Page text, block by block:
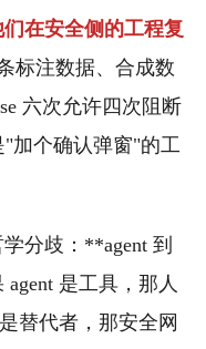
们在安全侧的工程复
标注数据、合成数
六次允许四次阻断
加个确认弹窗"的工
分歧：**agent 到
是工具，那人
替代者，那安全网